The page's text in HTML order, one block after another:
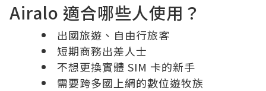
Airalo 適合哪些人使用？
出國旅遊、自由行旅客
短期商務出差人士
不想更換實體 SIM 卡的新手
需要跨多國上網的數位遊牧族